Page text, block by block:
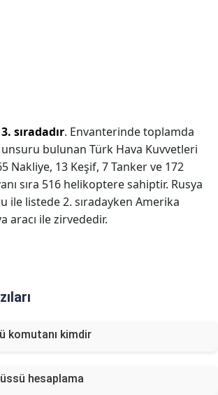
3. sıradadır. Envanterinde toplamda
bulunan Türk Hava Kuvvetleri
Nakliye, 13 Keşif, 7 Tanker ve 172
sıra 516 helikoptere sahiptir. Rusya
ile listede 2. sıradayken Amerika
aracı ile zirvededir.
komutanı kimdir
hesaplama